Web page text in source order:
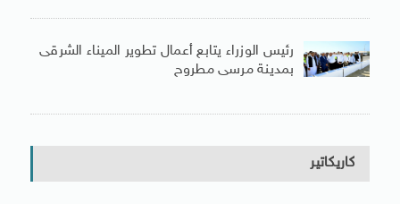
رئيس الوزراء يتابع أعمال تطوير الميناء الشرقى
بمدينة مرسى مطروح
كاريكاتير